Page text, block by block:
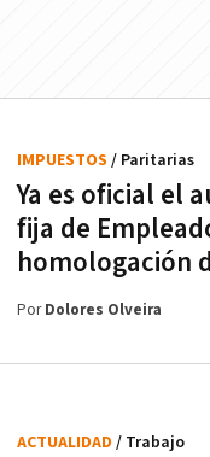
Ya es oficial el
fija de
homologación
IMPUESTOS / Paritarias
PorDolores Olveira
ACTUALIDAD / Trabajo